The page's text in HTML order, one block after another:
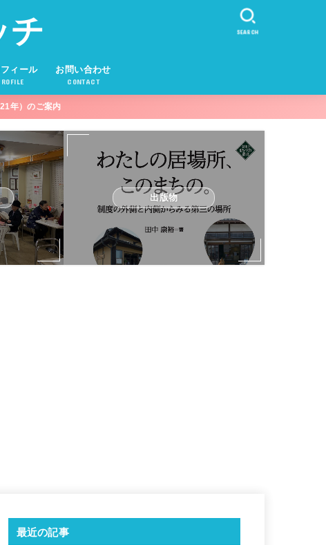
チ
ィール お問い合わせ
CONTACT
SEARCH
年）のご案内
出版物
最近の記事